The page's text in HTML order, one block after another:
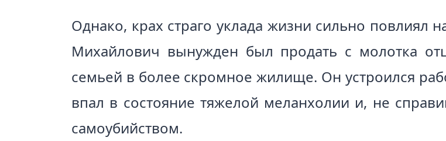
Однако, крах страго уклада жизни сильно повлиял
Михайлович вынужден был продать с молотка
семьей в более скромное жилище. Он устроился
впал в состояние тяжелой меланхолии и, не
самоубийством.